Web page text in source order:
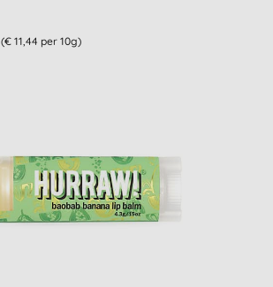
(€ 11,44 per 10g)